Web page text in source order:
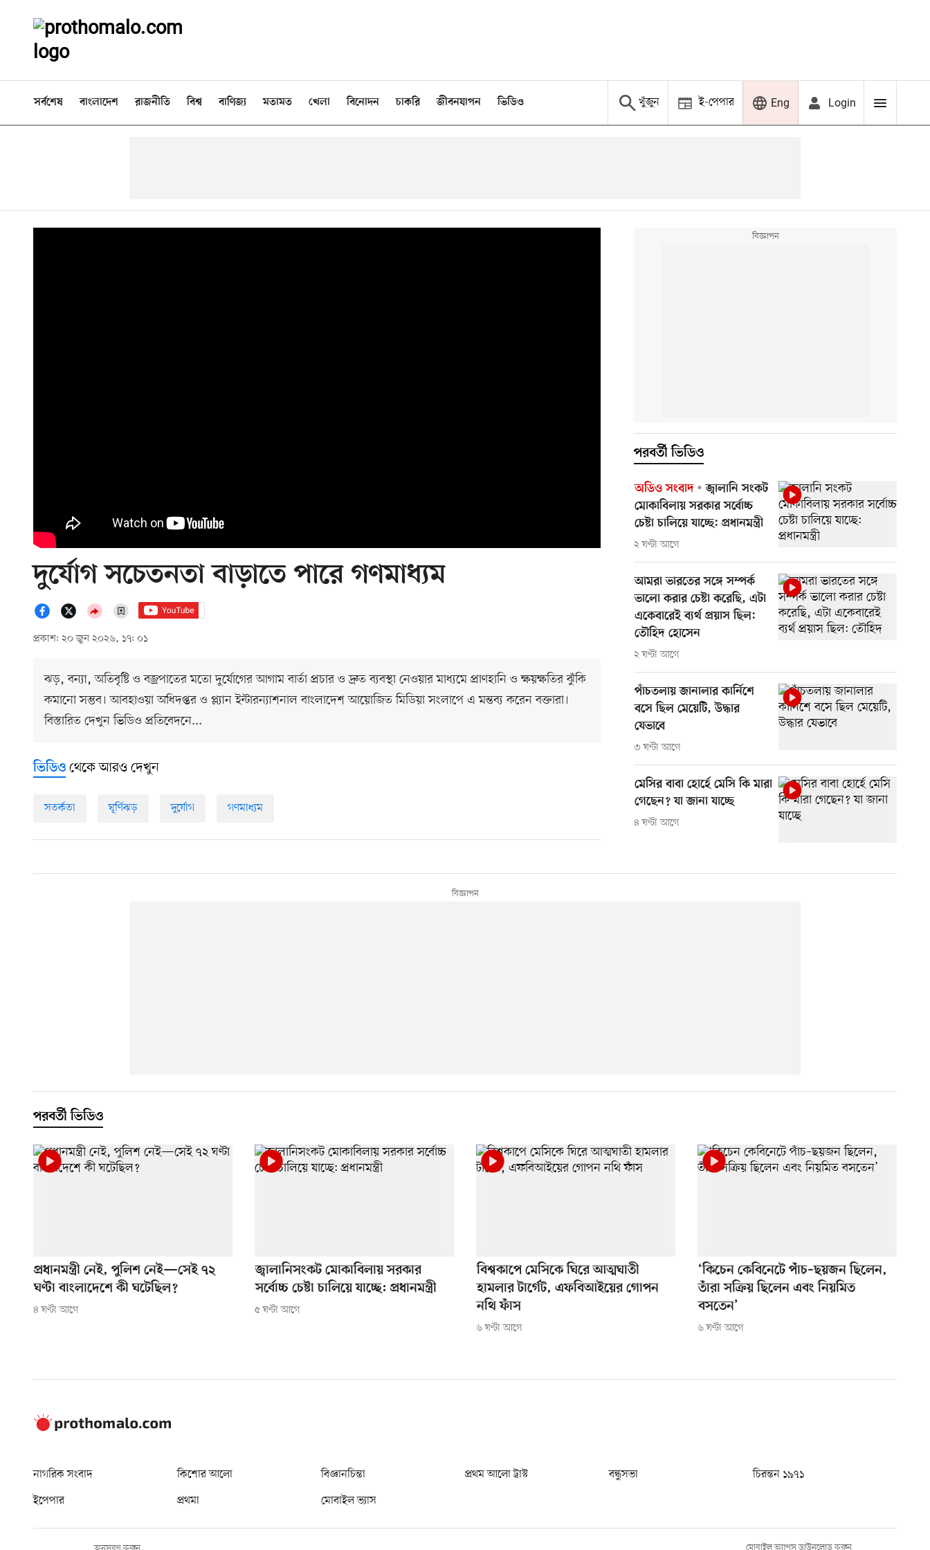
সর্বশেষ বাংলাদেশ রাজনীতি বিশ্ব বাণিজ্য মতামত খেলা বিনোদন চাকরি জীবনযাপন ভিডিও খুঁজুন ই-পেপার Eng Login
দুর্যোগ সচেতনতা বাড়াতে পারে গণমাধ্যম
প্রকাশ: ২০ জুন ২০২৬, ১৭: ০১
ঝড়, বন্যা, অতিবৃষ্টি ও বজ্রপাতের মতো দুর্যোগের আগাম বার্তা প্রচার ও দ্রুত ব্যবস্থা নেওয়ার মাধ্যমে প্রাণহানি ও ক্ষয়ক্ষতির ঝুঁকি
কমানো সম্ভব। আবহাওয়া অধিদপ্তর ও প্ল্যান ইন্টারন্যাশনাল বাংলাদেশ আয়োজিত মিডিয়া সংলাপে এ মন্তব্য করেন বক্তারা।
বিস্তারিত দেখুন ভিডিও প্রতিবেদনে...
পরবর্তী ভিডিও
অডিও সংবাদ
জ্বালানি সংকট
মোকাবিলায় সরকার সর্বোচ্চ
চেষ্টা চালিয়ে যাচ্ছে: প্রধানমন্ত্রী
২ ঘণ্টা আগে
আমরা ভারতের সঙ্গে সম্পর্ক
ভালো করার চেষ্টা করেছি, এটা
একেবারেই ব্যর্থ প্রয়াস ছিল:
তৌহিদ হোসেন
২ ঘণ্টা আগে
পাঁচতলায় জানালার কার্নিশে
বসে ছিল মেয়েটি, উদ্ধার
যেভাবে
৩ ঘণ্টা আগে
মেসির বাবা হোর্হে মেসি কি মারা
গেছেন? যা জানা যাচ্ছে
৪ ঘণ্টা আগে
ভিডিও থেকে আরও দেখুন
সতর্কতা ঘূর্ণিঝড় দুর্যোগ গণমাধ্যম
পরবর্তী ভিডিও
প্রধানমন্ত্রী নেই, পুলিশ নেই—সেই ৭২
ঘণ্টা বাংলাদেশে কী ঘটেছিল?
৪ ঘণ্টা আগে
জ্বালানিসংকট মোকাবিলায় সরকার
সর্বোচ্চ চেষ্টা চালিয়ে যাচ্ছে: প্রধানমন্ত্রী
৫ ঘণ্টা আগে
বিশ্বকাপে মেসিকে ঘিরে আত্মঘাতী
হামলার টার্গেট, এফবিআইয়ের গোপন
নথি ফাঁস
৬ ঘণ্টা আগে
‘কিচেন কেবিনেটে পাঁচ–ছয়জন ছিলেন,
তাঁরা সক্রিয় ছিলেন এবং নিয়মিত
বসতেন’
৬ ঘণ্টা আগে
নাগরিক সংবাদ কিশোর আলো বিজ্ঞানচিন্তা প্রথম আলো ট্রাস্ট বন্ধুসভা
চিরন্তন ১৯৭১
ইপেপার
প্রথমা মোবাইল ভ্যাস
মোবাইল অ্যাপস ডাউনলোড করুন